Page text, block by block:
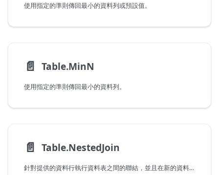
使用指定的準則傳回最小的資料列或預設值。
📄️ Table.MinN
使用指定的準則傳回最小的資料列。
📄️ Table.NestedJoin
針對提供的資料行執行資料表之間的聯結，並且在新的資料行中產生聯結結果。